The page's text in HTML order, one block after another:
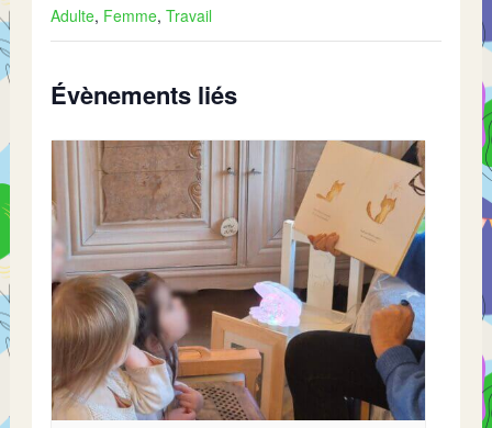
Adulte, Femme,Travail
Évènements liés